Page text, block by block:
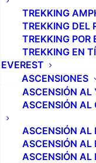
TREKKING
TREKKING DEL
TREKKING POR
TREKKING EN
EVEREST
ASCENSIONES
ASCENSIÓN
ASCENSIÓN AL
ASCENSIÓN AL
ASCENSIÓN AL
ASCENSIÓN AL